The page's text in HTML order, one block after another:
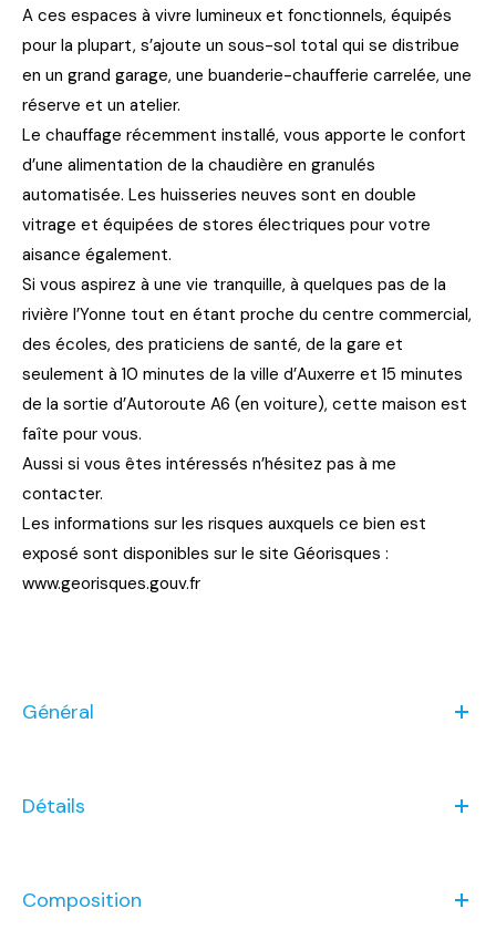
A ces espaces à vivre lumineux et fonctionnels, équipés
pour la plupart, s’ajoute un sous-sol total qui se distribue
en un grand garage, une buanderie-chaufferie carrelée, une
réserve et un atelier.
Le chauffage récemment installé, vous apporte le confort
d’une alimentation de la chaudière en granulés
automatisée. Les huisseries neuves sont en double
vitrage et équipées de stores électriques pour votre
aisance également.
Si vous aspirez à une vie tranquille, à quelques pas de la
rivière l’Yonne tout en étant proche du centre commercial,
des écoles, des praticiens de santé, de la gare et
seulement à 10 minutes de la ville d’Auxerre et 15 minutes
de la sortie d’Autoroute A6 (en voiture), cette maison est
faîte pour vous.
Aussi si vous êtes intéressés n’hésitez pas à me
contacter.
Les informations sur les risques auxquels ce bien est
exposé sont disponibles sur le site Géorisques :
www.georisques.gouv.fr
Général
Détails
Composition